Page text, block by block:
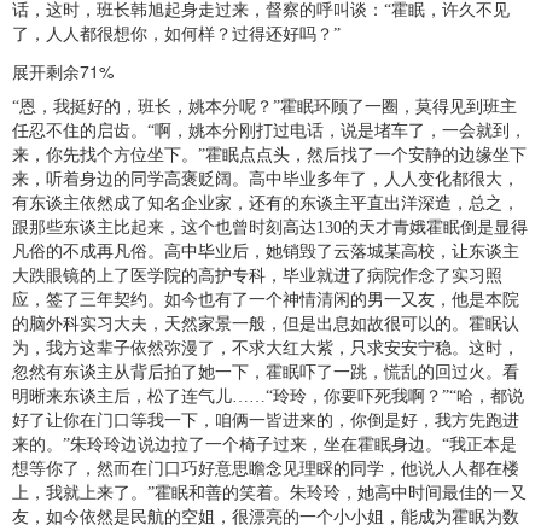
话，这时，班长韩旭起身走过来，督察的呼叫谈：“霍眠，许久不见
了，人人都很想你，如何样？过得还好吗？”
展开剩余71%
“恩，我挺好的，班长，姚本分呢？”霍眠环顾了一圈，莫得见到班主
任忍不住的启齿。“啊，姚本分刚打过电话，说是堵车了，一会就到，
来，你先找个方位坐下。”霍眠点点头，然后找了一个安静的边缘坐下
来，听着身边的同学高褒贬阔。高中毕业多年了，人人变化都很大，
有东谈主依然成了知名企业家，还有的东谈主平直出洋深造，总之，
跟那些东谈主比起来，这个也曾时刻高达130的天才青娥霍眠倒是显得
凡俗的不成再凡俗。高中毕业后，她销毁了云落城某高校，让东谈主
大跌眼镜的上了医学院的高护专科，毕业就进了病院作念了实习照
应，签了三年契约。如今也有了一个神情清闲的男一又友，他是本院
的脑外科实习大夫，天然家景一般，但是出息如故很可以的。霍眠认
为，我方这辈子依然弥漫了，不求大红大紫，只求安安宁稳。这时，
忽然有东谈主从背后拍了她一下，霍眠吓了一跳，慌乱的回过火。看
明晰来东谈主后，松了连气儿……“玲玲，你要吓死我啊？”“哈，都说
好了让你在门口等我一下，咱俩一皆进来的，你倒是好，我方先跑进
来的。”朱玲玲边说边拉了一个椅子过来，坐在霍眠身边。“我正本是
想等你了，然而在门口巧好意思瞻念见理睬的同学，他说人人都在楼
上，我就上来了。”霍眠和善的笑着。朱玲玲，她高中时间最佳的一又
友，如今依然是民航的空姐，很漂亮的一个小小姐，能成为霍眠为数